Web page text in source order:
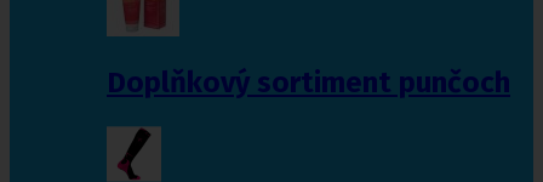
Doplňkový sortiment punčoch